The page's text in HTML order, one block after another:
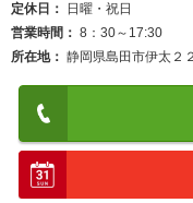
定休日
日曜・祝日
営業時間
8：30～17:30
所在地
静岡県島田市伊太２